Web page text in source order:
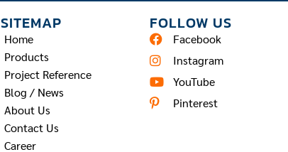
SITEMAP
Home
Products
Project Reference
Blog / News
About Us
Contact Us
Career
FOLLOW US
Facebook
Instagram
YouTube
Pinterest